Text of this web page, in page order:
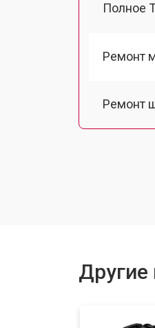
Полное
Ремонт
Ремонт